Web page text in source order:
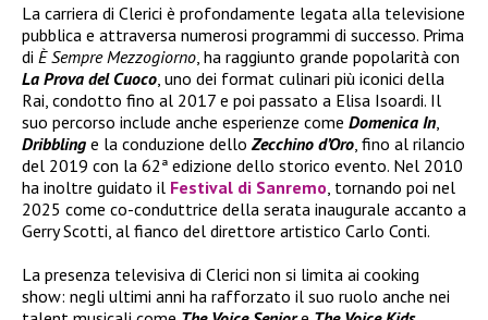
La carriera di Clerici è profondamente legata alla televisione
pubblica e attraversa numerosi programmi di successo. Prima
di È Sempre Mezzogiorno , ha raggiunto grande popolarità con
La Prova del Cuoco , uno dei format culinari più iconici della
Rai, condotto fino al 2017 e poi passato a Elisa Isoardi. Il
suo percorso include anche esperienze come Domenica In
Dribbling e la conduzione dello Zecchino d’Oro , fino al rilancio
del 2019 con la 62ª edizione dello storico evento. Nel 2010
ha inoltre guidato il Festival di Sanremo , tornando poi nel
2025 come co-conduttrice della serata inaugurale accanto a
Gerry Scotti, al fianco del direttore artistico Carlo Conti.
La presenza televisiva di Clerici non si limita ai cooking
show: negli ultimi anni ha rafforzato il suo ruolo anche nei